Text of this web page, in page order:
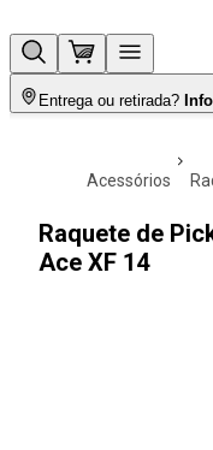
Entrega ou retirada?
acessórios
Raquete de
Ace XF 14